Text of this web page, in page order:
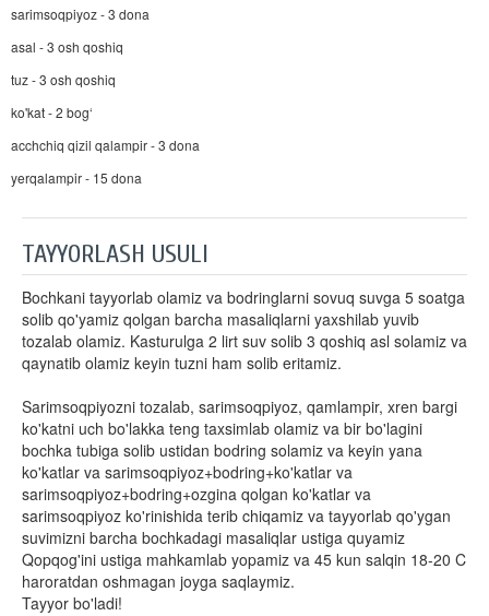
sarimsoqpiyoz - 3 dona
asal - 3 osh qoshiq
tuz - 3 osh qoshiq
ko'kat - 2 bog‘
acchchiq qizil qalampir - 3 dona
yerqalampir - 15 dona
TAYYORLASH USULI
Bochkani tayyorlab olamiz va bodringlarni sovuq suvga 5 soatga
solib qo'yamiz qolgan barcha masaliqlarni yaxshilab yuvib
tozalab olamiz. Kasturulga 2 lirt suv solib 3 qoshiq asl solamiz va
qaynatib olamiz keyin tuzni ham solib eritamiz.
Sarimsoqpiyozni tozalab, sarimsoqpiyoz, qamlampir, xren bargi
ko'katni uch bo'lakka teng taxsimlab olamiz va bir bo'lagini
bochka tubiga solib ustidan bodring solamiz va keyin yana
ko'katlar va sarimsoqpiyoz+bodring+ko'katlar va
sarimsoqpiyoz+bodring+ozgina qolgan ko'katlar va
sarimsoqpiyoz ko'rinishida terib chiqamiz va tayyorlab qo'ygan
suvimizni barcha bochkadagi masaliqlar ustiga quyamiz
Qopqog'ini ustiga mahkamlab yopamiz va 45 kun salqin 18-20 C
haroratdan oshmagan joyga saqlaymiz.
Tayyor bo'ladi!